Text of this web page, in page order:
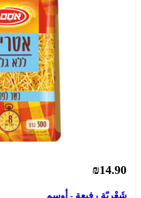
₪14.90
شَعْرِيّة رفيعة - أوسم